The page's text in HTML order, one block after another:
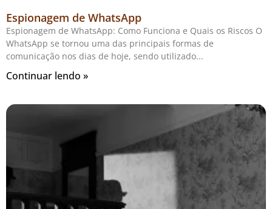
Espionagem de WhatsApp
Espionagem de WhatsApp: Como Funciona e Quais os Riscos O
WhatsApp se tornou uma das principais formas de
comunicação nos dias de hoje, sendo utilizado
Continuar lendo »